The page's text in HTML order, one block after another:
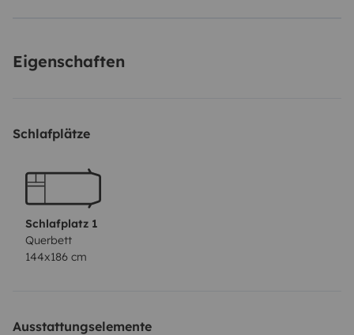
de alto (2.90 metros total exterior) y 2.05 metros de
Totalmente equipada cuenta con; cama doble, un baño
interior, mesa y dos sillas para exterior, ducha exterior,
Eigenschaften
Schlafplätze
Schlafplatz 1
Querbett
144x186 cm
Ausstattungselemente